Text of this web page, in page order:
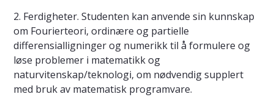
2. Ferdigheter. Studenten kan anvende sin kunnskap
om Fourierteori, ordinære og partielle
differensialligninger og numerikk til å formulere og
løse problemer i matematikk og
naturvitenskap/teknologi, om nødvendig supplert
med bruk av matematisk programvare.